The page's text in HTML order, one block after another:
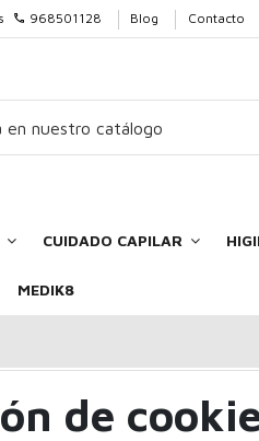
968501128 Blog Contacto
CUIDADO CAPILAR
MEDIK8
de